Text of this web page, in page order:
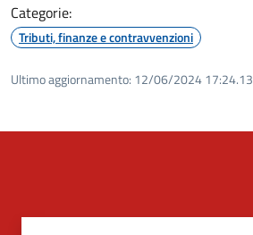
Categorie:
Tributi, finanze e contravvenzioni
Ultimo aggiornamento: 12/06/2024 17:24.13